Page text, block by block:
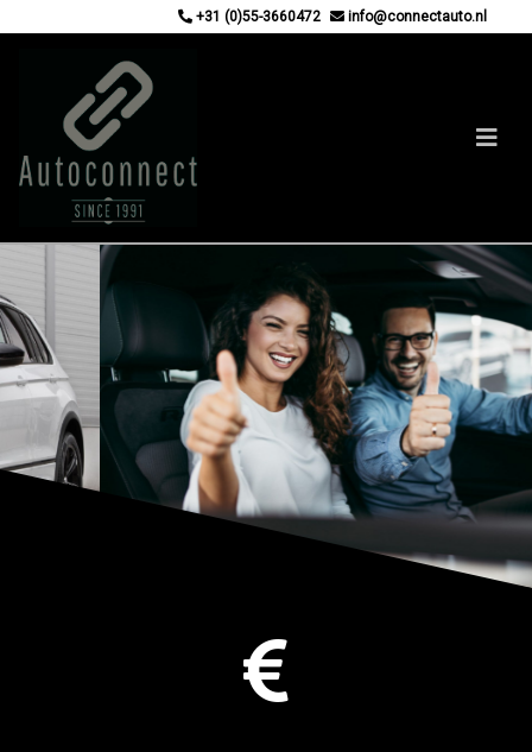
+31 (0)55-3660472 info@connectauto.nl